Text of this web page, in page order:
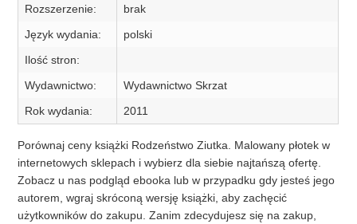
Rozszerzenie:
brak
Język wydania:
polski
Ilość stron:
Wydawnictwo:
Wydawnictwo Skrzat
Rok wydania:
2011
Porównaj ceny książki Rodzeństwo Ziutka. Malowany płotek w
internetowych sklepach i wybierz dla siebie najtańszą ofertę.
Zobacz u nas podgląd ebooka lub w przypadku gdy jesteś jego
autorem, wgraj skróconą wersję książki, aby zachęcić
użytkowników do zakupu. Zanim zdecydujesz się na zakup,